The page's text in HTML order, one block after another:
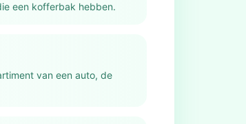
een kofferbak hebben.
van een auto, de